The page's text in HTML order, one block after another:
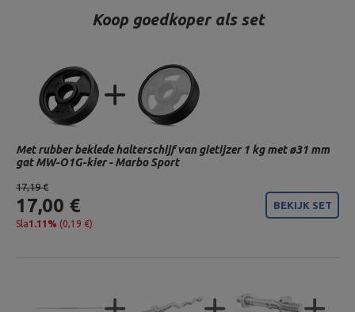
Koop goedkoper als set
17,19 €
17,00 €
Sla1.11% (0,19 €)
BEKIJK SET
Met rubber beklede halterschijf van gietijzer 1 kg met ø31 mm
gat MW-O1G-kier - Marbo Sport